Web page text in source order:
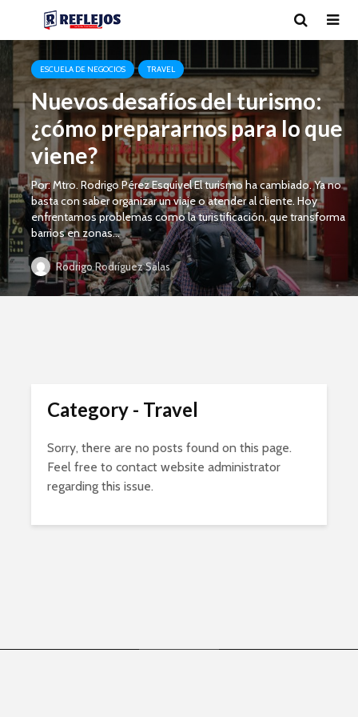
ESCUELA DE NEGOCIOS TRAVEL
Nuevos desafíos del turismo:
¿cómo prepararnos para lo que
viene?
Por: Mtro. Rodrigo Pérez Esquivel El turismo ha cambiado. Ya no
basta con saber organizar un viaje o atender al cliente. Hoy
enfrentamos problemas como la turistificación, que transforma
barrios en zonas...
Rodrigo Rodríguez Salas
Category - Travel
Sorry, there are no posts found on this page.
Feel free to contact website administrator
regarding this issue.